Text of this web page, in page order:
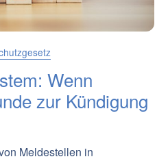
Wenn
zur Kündigung
Meldestellen in